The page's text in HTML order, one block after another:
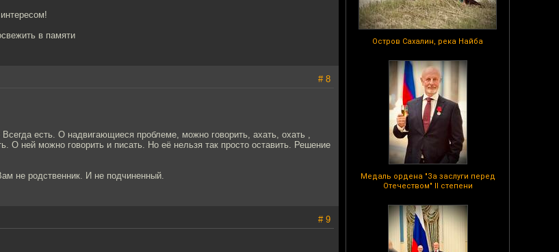
Остров Сахалин, река Найба
Медаль ордена "За заслуги перед
Отечеством" II степени
в памяти
# 8
есть. О надвигающиеся проблеме, можно говорить, ахать, охать ,
О ней можно говорить и писать. Но её нельзя так просто оставить. Решение
не родственник. И не подчиненный.
# 9